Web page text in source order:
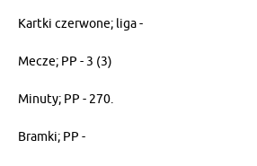
Kartki czerwone; liga -
Mecze; PP - 3 (3)
Minuty; PP - 270.
Bramki; PP -